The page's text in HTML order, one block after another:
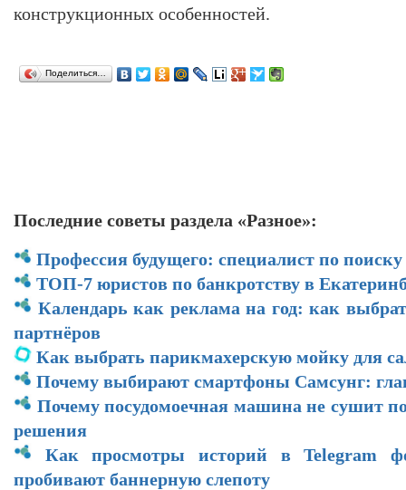
конструкционных особенностей.
Поделиться…
Последние советы раздела «Разное»:
Профессия будущего: специалист по
ТОП-7 юристов по банкротству в
Календарь как реклама на год: как
партнёров
Как выбрать парикмахерскую мойку для
Почему выбирают смартфоны Самсунг:
Почему посудомоечная машина не сушит
решения
Как просмотры историй в Telegram
пробивают баннерную слепоту